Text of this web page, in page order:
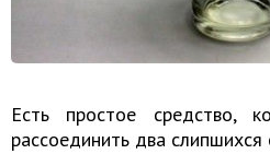
Есть простое средство,
рассоединить два слипшихся